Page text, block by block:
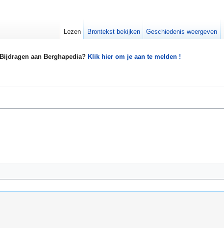
Bijdragen aan Berghapedia? Klik hier om je aan te melden !
Lezen Brontekst bekijken Geschiedenis weergeven